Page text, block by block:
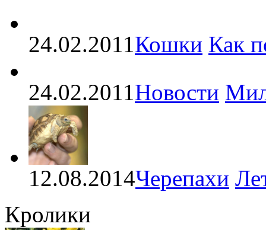
24.02.2011Кошки Как
24.02.2011Новости
12.08.2014Черепахи
Кролики